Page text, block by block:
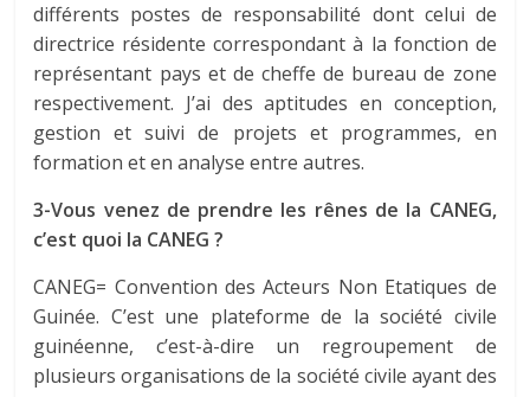
différents postes de responsabilité dont celui de
directrice résidente correspondant à la fonction de
représentant pays et de cheffe de bureau de zone
respectivement. J’ai des aptitudes en conception,
gestion et suivi de projets et programmes, en
formation et en analyse entre autres.
3-Vous venez de prendre les rênes de la CANEG,
c’est quoi la CANEG ?
CANEG= Convention des Acteurs Non Etatiques de
Guinée. C’est une plateforme de la société civile
guinéenne, c’est-à-dire un regroupement de
plusieurs organisations de la société civile ayant des